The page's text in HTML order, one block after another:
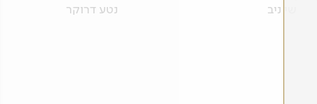
שי ניב נטע דרוקר